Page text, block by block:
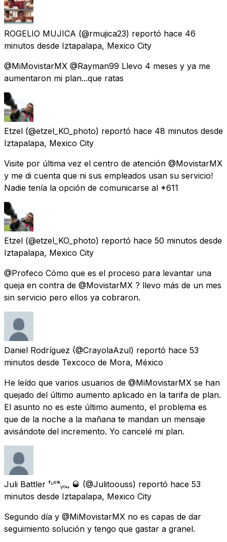
ROGELIO MUJICA (@rmujica23) reportó hace 46
minutos desde Iztapalapa, Mexico City
@MiMovistarMX @Rayman99 Llevo 4 meses y ya me
aumentaron mi plan...que ratas
Etzel (@etzel_KO_photo) reportó hace 48 minutos desde
Iztapalapa, Mexico City
Visite por última vez el centro de atención @MovistarMX
y me di cuenta que ni sus empleados usan su servicio!
Nadie tenía la opción de comunicarse al *611
Etzel (@etzel_KO_photo) reportó hace 50 minutos desde
Iztapalapa, Mexico City
@Profeco Cómo que es el proceso para levantar una
queja en contra de @MovistarMX ? llevo más de un mes
sin servicio pero ellos ya cobraron.
Daniel Rodríguez (@CrayolaAzul) reportó hace 53
minutos desde Texcoco de Mora, México
He leído que varios usuarios de @MiMovistarMX se han
quejado del último aumento aplicado en la tarifa de plan.
El asunto no es este último aumento, el problema es
que de la noche a la mañana te mandan un mensaje
avisándote del incremento. Yo cancelé mi plan.
Juli Battler ᶠᶸᶜᵏᵧₒᵤ 🥃 (@Julitoouss) reportó hace 53
minutos desde Iztapalapa, Mexico City
Segundo día y @MiMovistarMX no es capas de dar
seguimiento solución y tengo que gastar a granel.